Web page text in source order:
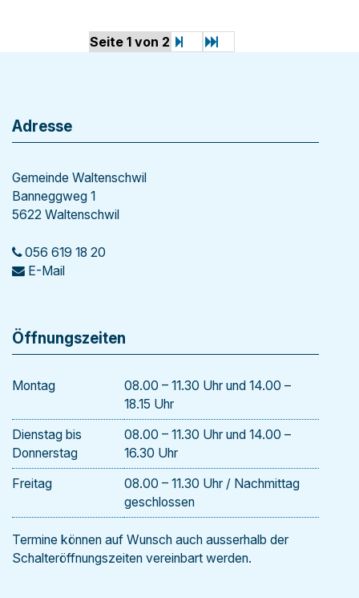
Seite 1 von 2 weiter
Footer
Adresse
Gemeinde Waltenschwil
Banneggweg 1
5622 Waltenschwil
056 619 18 20
E-Mail
Öffnungszeiten
Montag
08.00 – 11.30 Uhr und 14.00 –
18.15 Uhr
Dienstag bis
Donnerstag
08.00 – 11.30 Uhr und 14.00 –
16.30 Uhr
Freitag
08.00 – 11.30 Uhr / Nachmittag
geschlossen
Termine können auf Wunsch auch ausserhalb der
Schalteröffnungszeiten vereinbart werden.